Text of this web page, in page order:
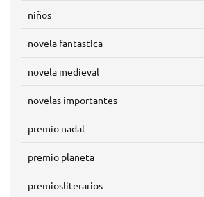
niños
novela fantastica
novela medieval
novelas importantes
premio nadal
premio planeta
premiosliterarios